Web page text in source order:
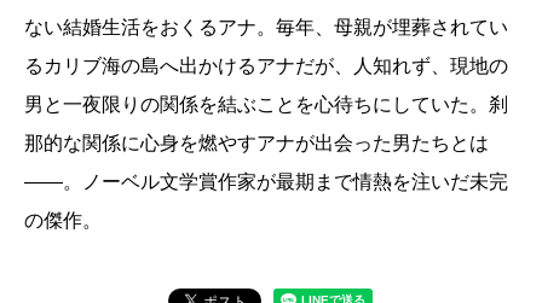
ない結婚生活をおくるアナ。毎年、母親が埋葬されてい
るカリブ海の島へ出かけるアナだが、人知れず、現地の
男と一夜限りの関係を結ぶことを心待ちにしていた。刹
那的な関係に心身を燃やすアナが出会った男たちとは
――。ノーベル文学賞作家が最期まで情熱を注いだ未完
の傑作。